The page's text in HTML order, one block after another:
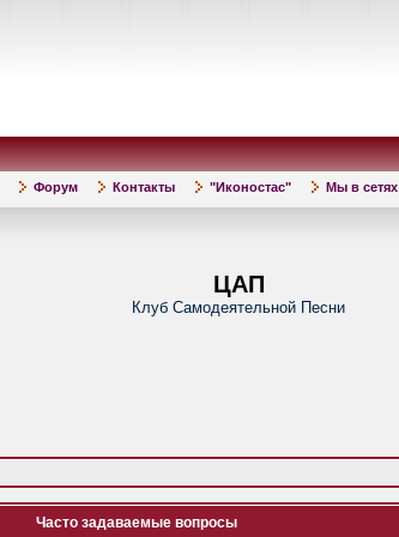
Форум Контакты "Иконостас" Мы в сетях
ЦАП
Клуб Самодеятельной Песни
Часто задаваемые вопросы